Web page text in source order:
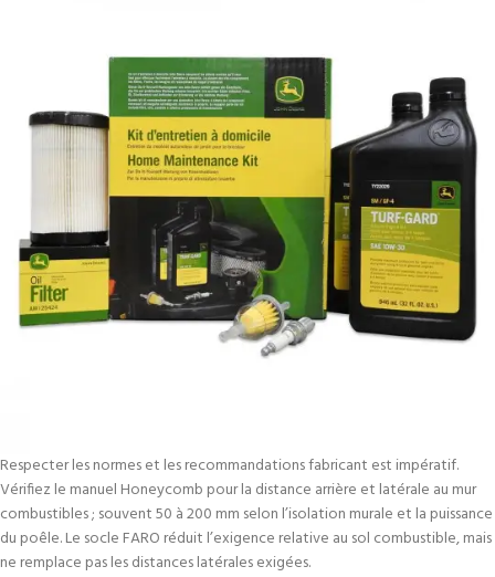
Respecter les normes et les recommandations fabricant est impératif.
Vérifiez le manuel Honeycomb pour la distance arrière et latérale au mur
combustibles ; souvent 50 à 200 mm selon l’isolation murale et la puissance
du poêle. Le socle FARO réduit l’exigence relative au sol combustible, mais
ne remplace pas les distances latérales exigées.